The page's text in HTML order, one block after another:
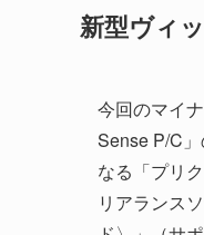
新型ヴィ
今回のマイ
Sense P/C
なる「プリ
リアランス